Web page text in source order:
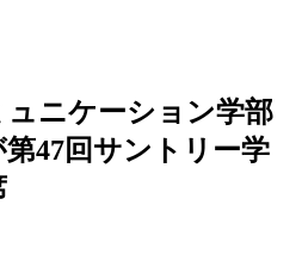
ュニケーション学部
47回サントリー学